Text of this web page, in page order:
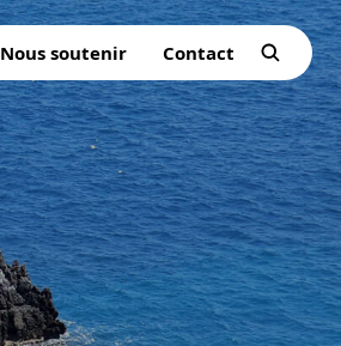
Nous soutenir Contact